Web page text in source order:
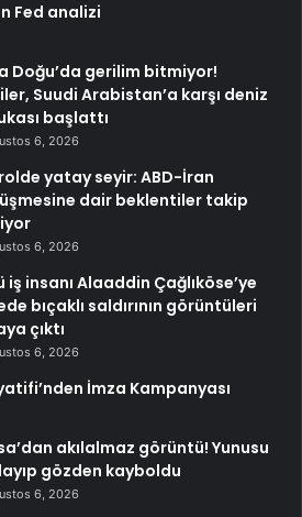
Fed analizi
Doğu’da gerilim bitmiyor!
Suudi Arabistan’a karşı deniz
başlattı
6, 2026
yatay seyir: ABD-İran
dair beklentiler takip
6, 2026
iş insanı Alaaddin Çağlıköse’ye
bıçaklı saldırının görüntüleri
çıktı
6, 2026
İmza Kampanyası
akılalmaz görüntü! Yunusu
gözden kayboldu
6, 2026